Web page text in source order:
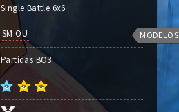
Single Battle 6x6
SM OU
Partidas BO3
MODELOS